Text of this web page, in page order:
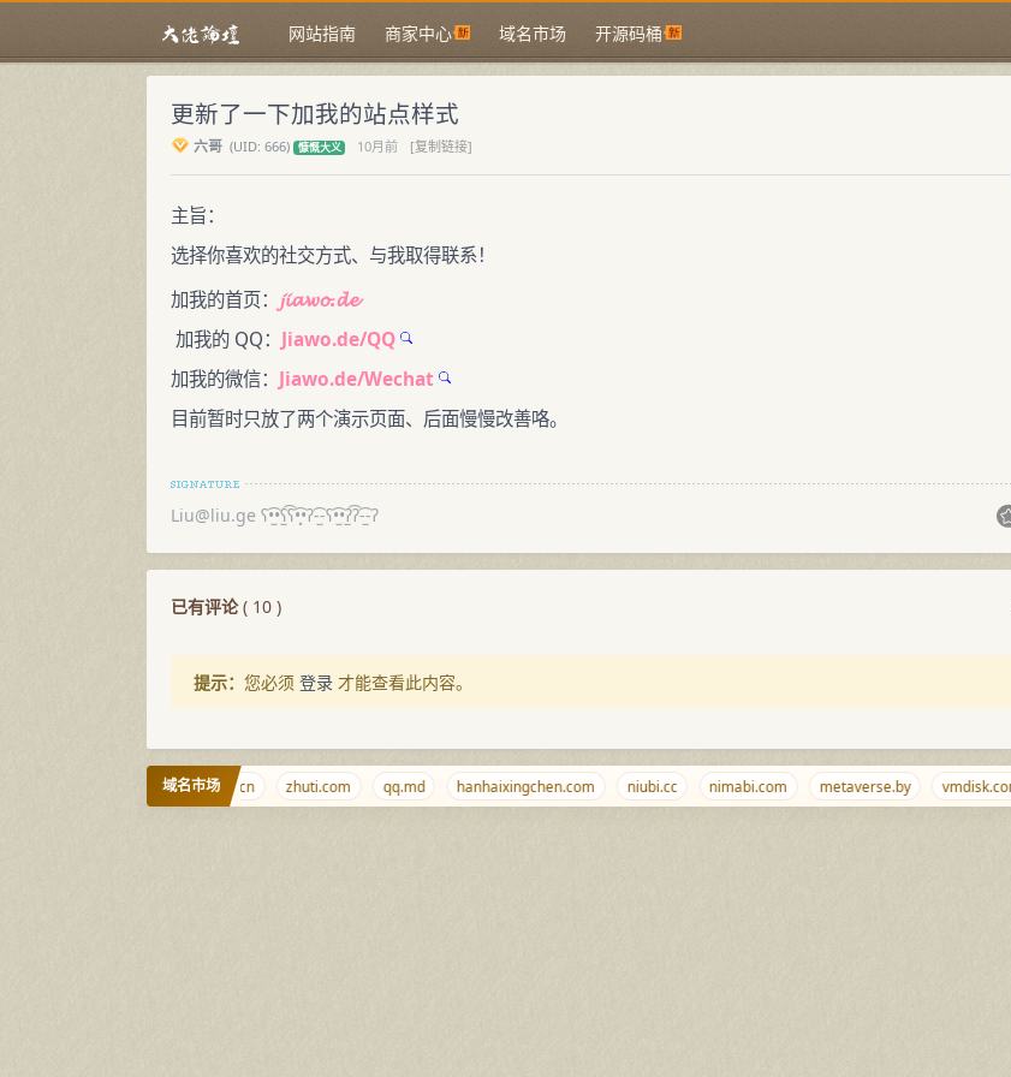
网站指南 商家中心 域名市场 开源码桶
更新了一下加我的站点样式
六哥 (UID: 666) 慷慨大义 10月前
[复制链接]
主旨：
选择你喜欢的社交方式、与我取得联系！
加我的首页： 𝓳𝓲𝓪𝔀𝓸.𝓭𝓮
加我的 QQ： Jiawo.de/QQ
加我的微信： Jiawo.de/Wechat
目前暂时只放了两个演示页面、后面慢慢改善咯。
Liu@liu.ge ʕ•̫͡•ʕ̫͡ʕ•͓͡•ʔ-̫͡-ʕ•̫͡•ʔ̫͡ʔ-̫͡-ʔ
已有评论( 10 )
提示： 您必须 登录 才能查看此内容。
域名市场
wwwww.com.cn zhuti.com qq.md hanhaixingchen.com niubi.cc nimabi.com metaverse.by vmdisk.com